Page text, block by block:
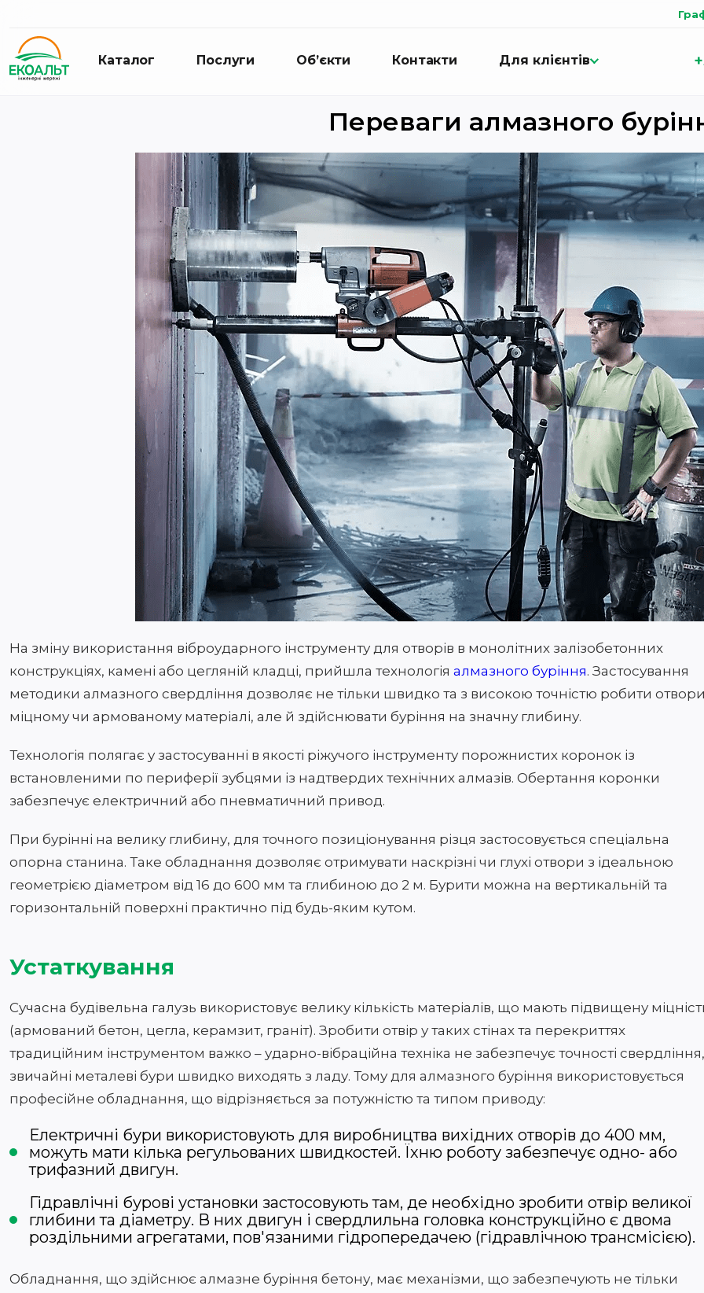
Каталог Послуги Об’єкти Контакти Для клієнтів
Переваги алмазного
На зміну використання віброударного інструменту для отворів в монолітних залізобетонних
конструкціях, камені або цегляній кладці, прийшла технологія алмазного буріння. Застосування
методики алмазного свердління дозволяє не тільки швидко та з високою точністю робити
міцному чи армованому матеріалі, але й здійснювати буріння на значну глибину.
Технологія полягає у застосуванні в якості ріжучого інструменту порожнистих коронок із
встановленими по периферії зубцями із надтвердих технічних алмазів. Обертання коронки
забезпечує електричний або пневматичний привод.
При бурінні на велику глибину, для точного позиціонування різця застосовується спеціальна
опорна станина. Таке обладнання дозволяє отримувати наскрізні чи глухі отвори з ідеальною
геометрією діаметром від 16 до 600 мм та глибиною до 2 м. Бурити можна на вертикальній та
горизонтальній поверхні практично під будь-яким кутом.
Устаткування
Сучасна будівельна галузь використовує велику кількість матеріалів, що мають підвищену
(армований бетон, цегла, керамзит, граніт). Зробити отвір у таких стінах та перекриттях
традиційним інструментом важко – ударно-вібраційна техніка не забезпечує точності
звичайні металеві бури швидко виходять з ладу. Тому для алмазного буріння використовується
професійне обладнання, що відрізняється за потужністю та типом приводу:
Електричні бури використовують для виробництва вихідних отворів до 400 мм,
можуть мати кілька регульованих швидкостей. Їхню роботу забезпечує одно- або
трифазний двигун.
Гідравлічні бурові установки застосовують там, де необхідно зробити отвір великої
глибини та діаметру. В них двигун і свердлильна головка конструкційно є двома
роздільними агрегатами, пов'язаними гідропередачею (гідравлічною трансмісією).
Обладнання, що здійснює алмазне буріння бетону, має механізми, що забезпечують не тільки